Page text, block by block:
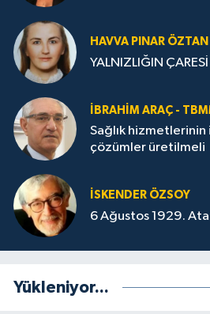
HAVVA PINAR ÖZTAN
YALNIZLIĞIN ÇARESİ
İBRAHIM ARAÇ -
Sağlık
çözümler üretilmeli
İSKENDER ÖZSOY
6 Ağustos 1929.
Yükleniyor...